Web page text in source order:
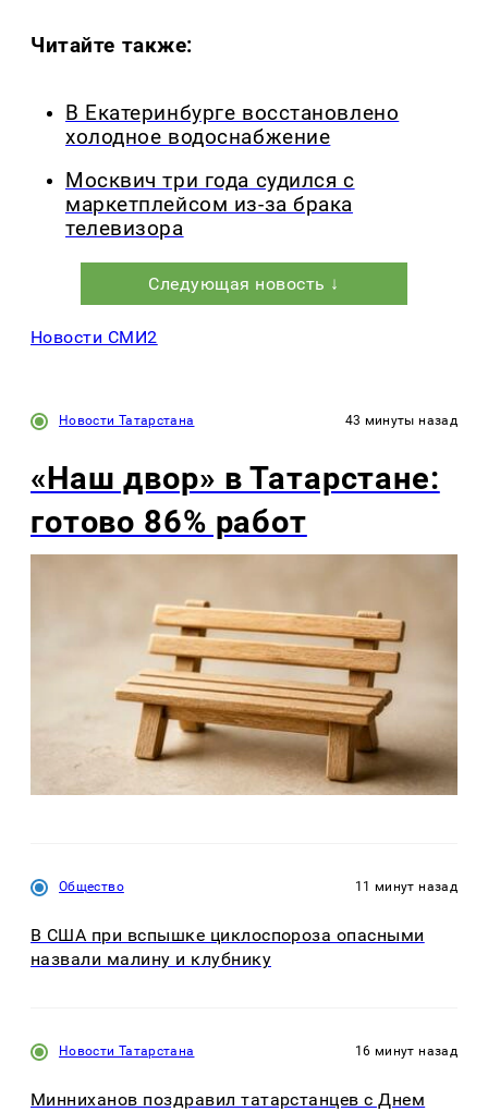
Читайте также:
В Екатеринбурге восстановлено
холодное водоснабжение
Москвич три года судился с
маркетплейсом из-за брака
телевизора
Следующая новость ↓
Новости СМИ2
Новости Татарстана 43 минуты назад
«Наш двор» в Татарстане:
готово 86% работ
Общество 11 минут назад
В США при вспышке циклоспороза опасными
назвали малину и клубнику
Новости Татарстана 16 минут назад
Минниханов поздравил татарстанцев с Днем